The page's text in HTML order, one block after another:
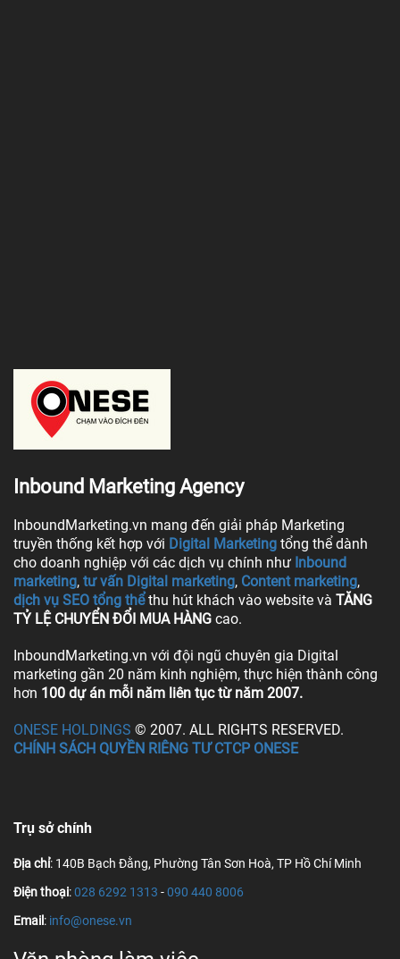
Inbound Marketing Agency
InboundMarketing.vn mang đến giải pháp Marketing
truyền thống kết hợp với Digital Marketing tổng thể dành
cho doanh nghiệp với các dịch vụ chính như Inbound
marketing, tư vấn Digital marketing, Content marketing,
dịch vụ SEO tổng thể thu hút khách vào website và TĂNG
TỶ LỆ CHUYỂN ĐỔI MUA HÀNG cao.
InboundMarketing.vn với đội ngũ chuyên gia Digital
marketing gần 20 năm kinh nghiệm, thực hiện thành công
hơn 100 dự án mỗi năm liên tục từ năm 2007.
ONESE HOLDINGS © 2007. ALL RIGHTS RESERVED.
CHÍNH SÁCH QUYỀN RIÊNG TƯ CTCP ONESE
Trụ sở chính
Địa chỉ: 140B Bạch Đằng, Phường Tân Sơn Hoà, TP Hồ Chí Minh
Điện thoại:028 6292 1313 -090 440 8006
Email : info@onese.vn